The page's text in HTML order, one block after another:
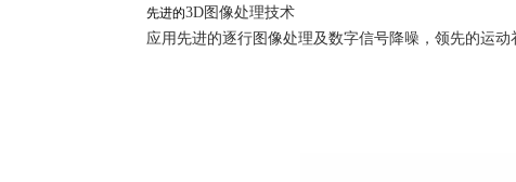
先进的3D图像处理技术
应用先进的逐行图像处理及数字信号降噪，领先的运